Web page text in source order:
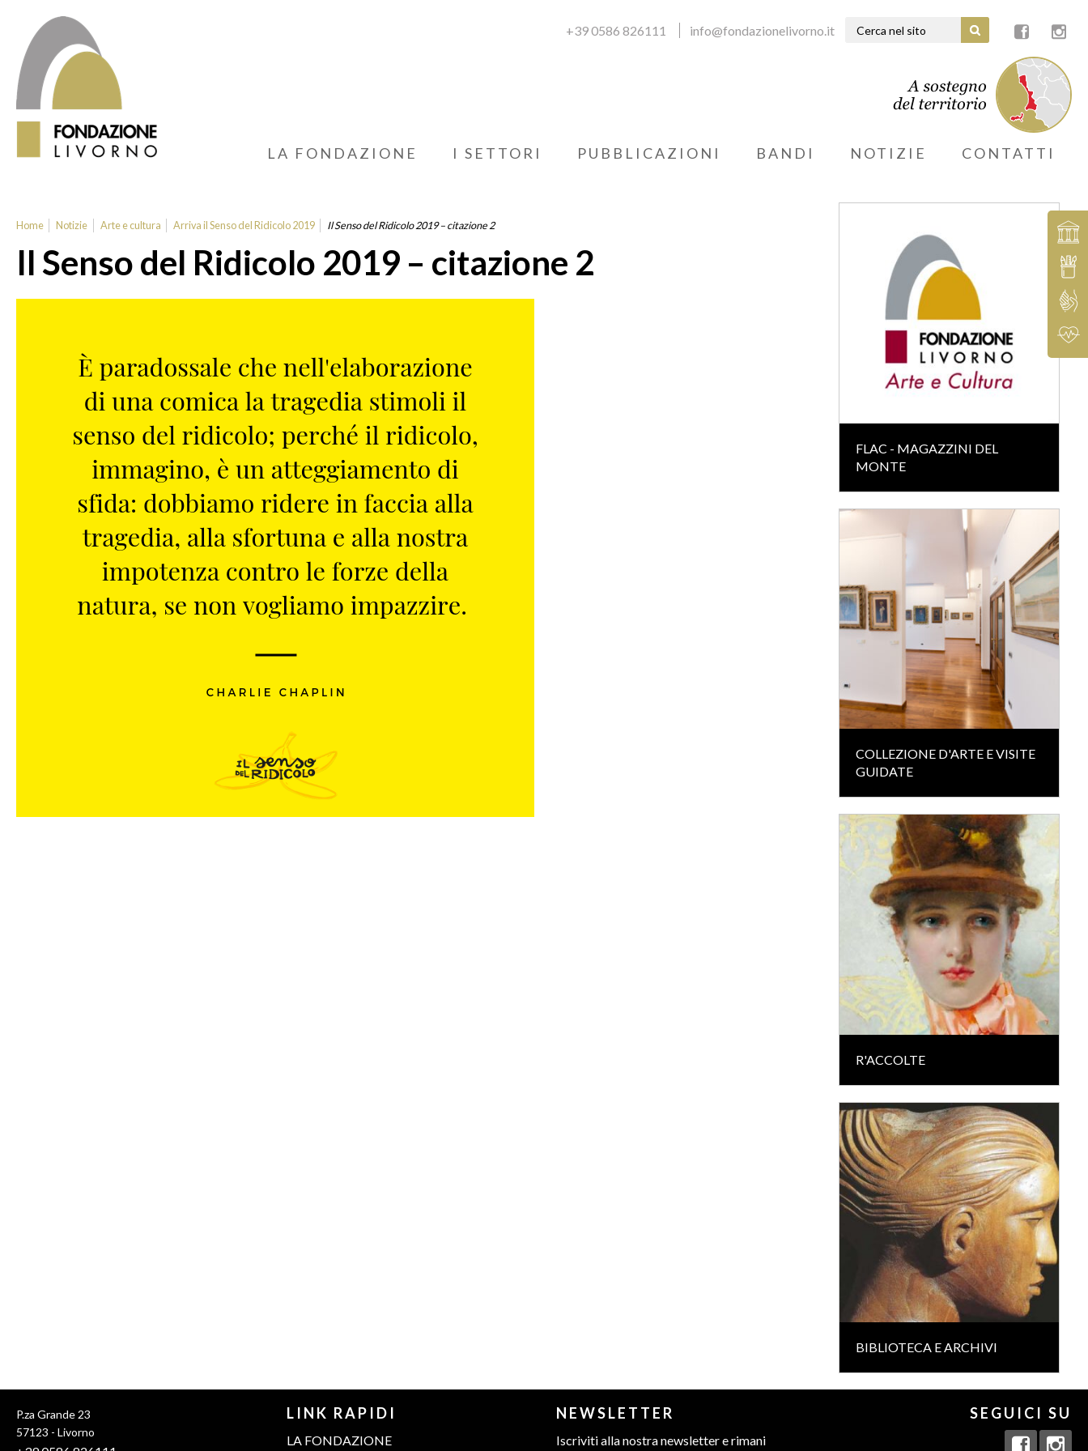
+39 0586 826111 info@fondazionelivorno.it
LA FONDAZIONE I SETTORI PUBBLICAZIONI BANDI NOTIZIE CONTATTI
Home Notizie Arte e cultura Arriva il Senso del Ridicolo 2019 Il Senso del Ridicolo 2019 – citazione 2
Il Senso del Ridicolo 2019 – citazione 2
FLAC - MAGAZZINI DEL
MONTE
COLLEZIONE D'ARTE E VISITE
GUIDATE
R'ACCOLTE
BIBLIOTECA E ARCHIVI
P.za Grande 23
57123 - Livorno
LINK RAPIDI
LA FONDAZIONE
NEWSLETTER
Iscriviti alla nostra newsletter e rimani
SEGUICI SU